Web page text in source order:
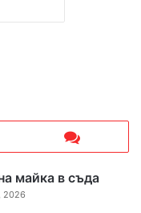
майка в съда
2026